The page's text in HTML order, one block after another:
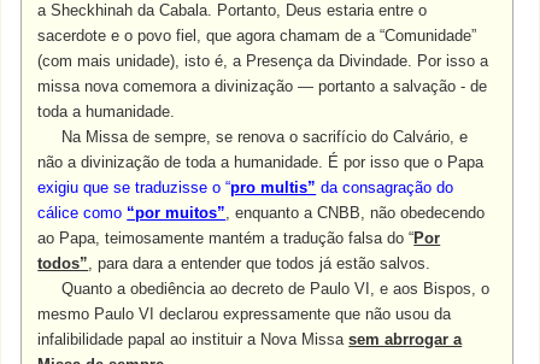
a Sheckhinah da Cabala. Portanto, Deus estaria entre o
sacerdote e o povo fiel, que agora chamam de a “Comunidade”
(com mais unidade), isto é, a Presença da Divindade. Por isso a
missa nova comemora a divinização — portanto a salvação - de
toda a humanidade.
Na Missa de sempre, se renova o sacrifício do Calvário, e
não a divinização de toda a humanidade. É por isso que o Papa
exigiu que se traduzisse o “pro multis” da consagração do
cálice como “por muitos”, enquanto a CNBB, não obedecendo
ao Papa, teimosamente mantém a tradução falsa do “Por
todos”, para dara a entender que todos já estão salvos.
Quanto a obediência ao decreto de Paulo VI, e aos Bispos, o
mesmo Paulo VI declarou expressamente que não usou da
infalibilidade papal ao instituir a Nova Missasem abrrogar a